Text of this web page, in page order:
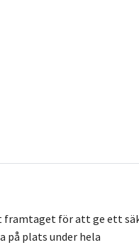
framtaget för att ge ett
plats under hela